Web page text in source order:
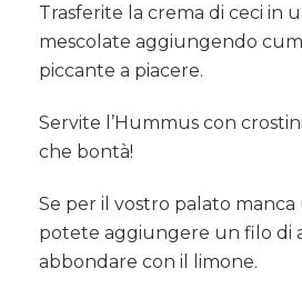
Trasferite la crema di ceci in
mescolate aggiungendo
piccante a piacere.
Servite l’Hummus con
che bontà!
Se per il vostro palato manca
potete aggiungere un filo di
abbondare con il limone.